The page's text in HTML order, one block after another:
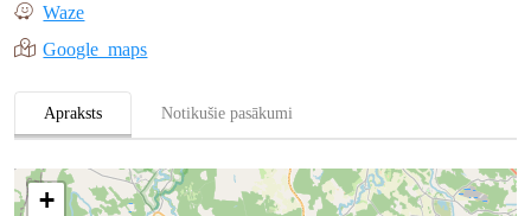
Waze
Google maps
Apraksts Notikušie pasākumi
+